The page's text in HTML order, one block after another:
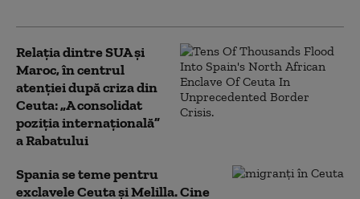
Relația dintre SUA și
Maroc, în centrul
atenției după criza din
Ceuta: „A consolidat
poziția internațională”
a Rabatului
Spania se teme pentru
exclavele Ceuta și Melilla. Cine